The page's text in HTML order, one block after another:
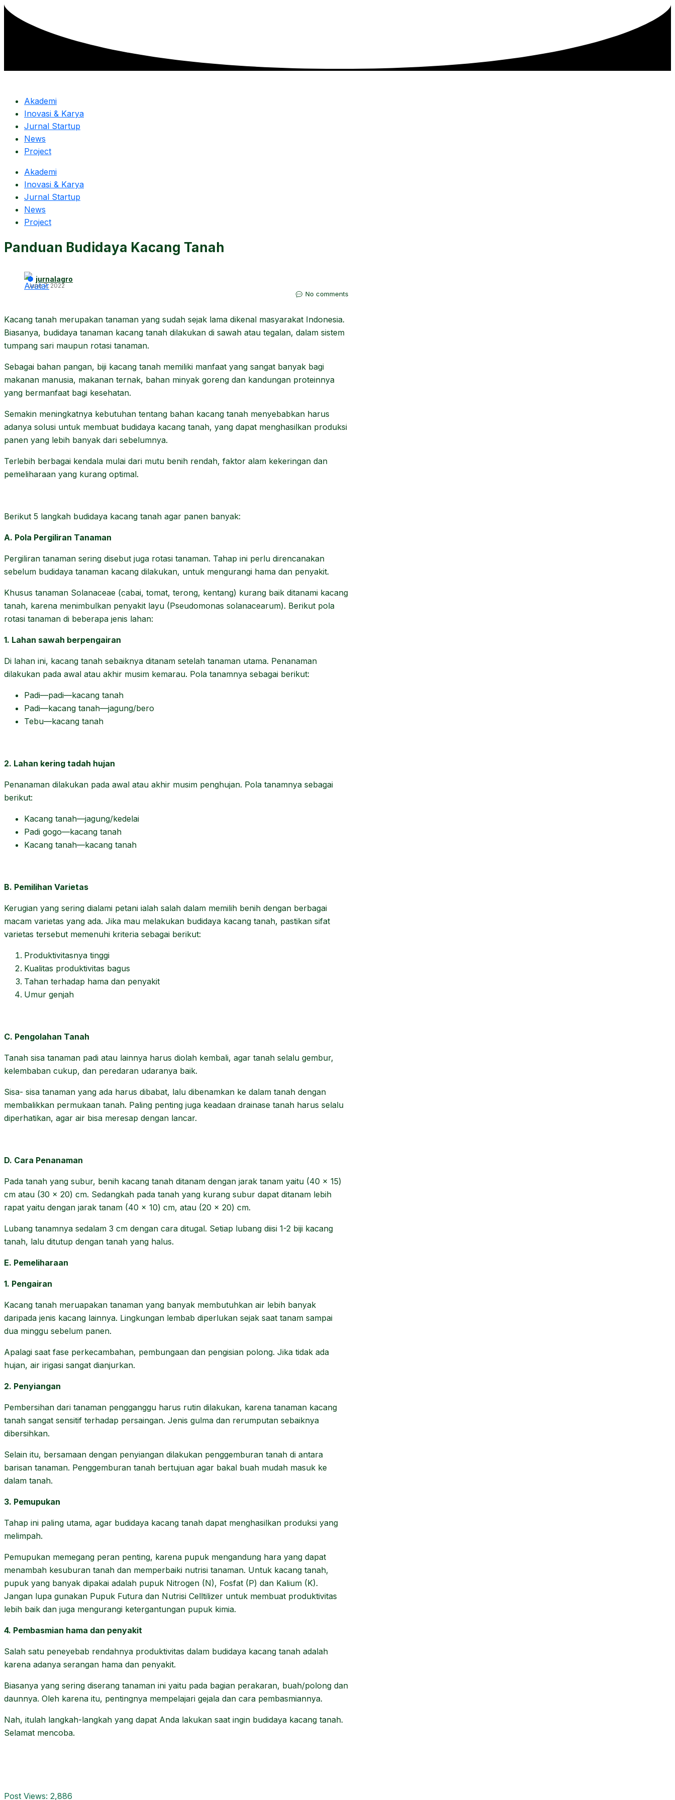
Skip
Akademi
Inovasi & Karya
Jurnal Startup
News
Project
Akademi
Inovasi & Karya
Jurnal Startup
News
Project
Panduan Budidaya Kacang Tanah
jurnalagro
June 7, 2022
No comments
Kacang tanah merupakan tanaman yang sudah sejak lama dikenal masyarakat Indonesia.
Biasanya, budidaya tanaman kacang tanah dilakukan di sawah atau tegalan, dalam sistem
tumpang sari maupun rotasi tanaman.
Sebagai bahan pangan, biji kacang tanah memiliki manfaat yang sangat banyak bagi
makanan manusia, makanan ternak, bahan minyak goreng dan kandungan proteinnya
yang bermanfaat bagi kesehatan.
Semakin meningkatnya kebutuhan tentang bahan kacang tanah menyebabkan harus
adanya solusi untuk membuat budidaya kacang tanah, yang dapat menghasilkan produksi
panen yang lebih banyak dari sebelumnya.
Terlebih berbagai kendala mulai dari mutu benih rendah, faktor alam kekeringan dan
pemeliharaan yang kurang optimal.
Berikut 5 langkah budidaya kacang tanah agar panen banyak:
A. Pola Pergiliran Tanaman
Pergiliran tanaman sering disebut juga rotasi tanaman. Tahap ini perlu direncanakan
sebelum budidaya tanaman kacang dilakukan, untuk mengurangi hama dan penyakit.
Khusus tanaman Solanaceae (cabai, tomat, terong, kentang) kurang baik ditanami kacang
tanah, karena menimbulkan penyakit layu (Pseudomonas solanacearum). Berikut pola
rotasi tanaman di beberapa jenis lahan:
1. Lahan sawah berpengairan
Di lahan ini, kacang tanah sebaiknya ditanam setelah tanaman utama. Penanaman
dilakukan pada awal atau akhir musim kemarau. Pola tanamnya sebagai berikut:
Padi—padi—kacang tanah
Padi—kacang tanah—jagung/bero
Tebu—kacang tanah
2. Lahan kering tadah hujan
Penanaman dilakukan pada awal atau akhir musim penghujan. Pola tanamnya sebagai
berikut:
Kacang tanah—jagung/kedelai
Padi gogo—kacang tanah
Kacang tanah—kacang tanah
B. Pemilihan Varietas
Kerugian yang sering dialami petani ialah salah dalam memilih benih dengan berbagai
macam varietas yang ada. Jika mau melakukan budidaya kacang tanah, pastikan sifat
varietas tersebut memenuhi kriteria sebagai berikut:
Produktivitasnya tinggi
Kualitas produktivitas bagus
Tahan terhadap hama dan penyakit
Umur genjah
C. Pengolahan Tanah
Tanah sisa tanaman padi atau lainnya harus diolah kembali, agar tanah selalu gembur,
kelembaban cukup, dan peredaran udaranya baik.
Sisa- sisa tanaman yang ada harus dibabat, lalu dibenamkan ke dalam tanah dengan
membalikkan permukaan tanah. Paling penting juga keadaan drainase tanah harus selalu
diperhatikan, agar air bisa meresap dengan lancar.
D. Cara Penanaman
Pada tanah yang subur, benih kacang tanah ditanam dengan jarak tanam yaitu (40 x 15)
cm atau (30 x 20) cm. Sedangkah pada tanah yang kurang subur dapat ditanam lebih
rapat yaitu dengan jarak tanam (40 x 10) cm, atau (20 x 20) cm.
Lubang tanamnya sedalam 3 cm dengan cara ditugal. Setiap lubang diisi 1-2 biji kacang
tanah, lalu ditutup dengan tanah yang halus.
E. Pemeliharaan
1. Pengairan
Kacang tanah meruapakan tanaman yang banyak membutuhkan air lebih banyak
daripada jenis kacang lainnya. Lingkungan lembab diperlukan sejak saat tanam sampai
dua minggu sebelum panen.
Apalagi saat fase perkecambahan, pembungaan dan pengisian polong. Jika tidak ada
hujan, air irigasi sangat dianjurkan.
2. Penyiangan
Pembersihan dari tanaman pengganggu harus rutin dilakukan, karena tanaman kacang
tanah sangat sensitif terhadap persaingan. Jenis gulma dan rerumputan sebaiknya
dibersihkan.
Selain itu, bersamaan dengan penyiangan dilakukan penggemburan tanah di antara
barisan tanaman. Penggemburan tanah bertujuan agar bakal buah mudah masuk ke
dalam tanah.
3. Pemupukan
Tahap ini paling utama, agar budidaya kacang tanah dapat menghasilkan produksi yang
melimpah.
Pemupukan memegang peran penting, karena pupuk mengandung hara yang dapat
menambah kesuburan tanah dan memperbaiki nutrisi tanaman. Untuk kacang tanah,
pupuk yang banyak dipakai adalah pupuk Nitrogen (N), Fosfat (P) dan Kalium (K).
Jangan lupa gunakan Pupuk Futura dan Nutrisi Celltilizer untuk membuat produktivitas
lebih baik dan juga mengurangi ketergantungan pupuk kimia.
4. Pembasmian hama dan penyakit
Salah satu peneyebab rendahnya produktivitas dalam budidaya kacang tanah adalah
karena adanya serangan hama dan penyakit.
Biasanya yang sering diserang tanaman ini yaitu pada bagian perakaran, buah/polong dan
daunnya. Oleh karena itu, pentingnya mempelajari gejala dan cara pembasmiannya.
Nah, itulah langkah-langkah yang dapat Anda lakukan saat ingin budidaya kacang tanah.
Selamat mencoba.
Post Views: 2,886